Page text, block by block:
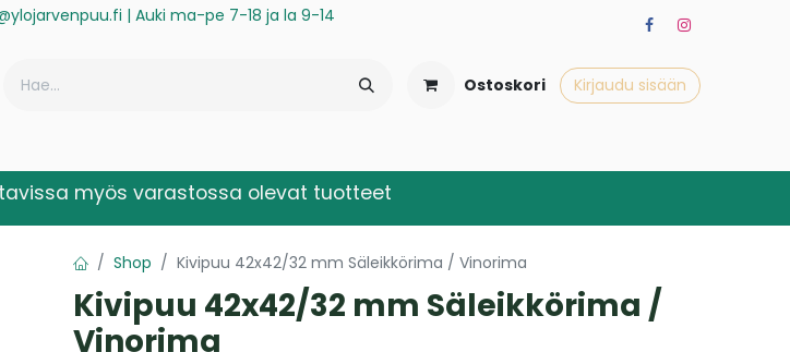
| Auki ma-pe 7-18 ja la 9-14
Ostoskori Kirjaudu sisään
myös varastossa olevat tuotteet
Shop Kivipuu 42x42/32 mm Säleikkörima / Vinorima
Kivipuu 42x42/32 mm Säleikkörima /
Vinorima